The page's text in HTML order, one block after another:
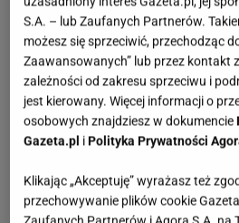
S.A. – lub Zaufanych Partnerów.
możesz się sprzeciwić, przechodząc
Zaawansowanych” lub przez kontakt
zależności od zakresu sprzeciwu i
jest kierowany. Więcej informacji o
osobowych znajdziesz w dokumencie
Gazeta.pl i Polityka Prywatności
Klikając „Akceptuję” wyrażasz też
przechowywanie plików cookie